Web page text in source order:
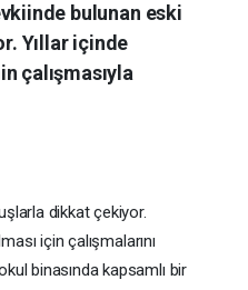
bulunan eski
Yıllar içinde
çalışmasıyla
dikkat çekiyor.
için çalışmalarını
binasında kapsamlı bir